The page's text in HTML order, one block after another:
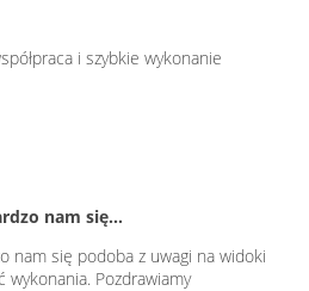
i szybkie wykonanie
nam się…
nam się podoba z uwagi na widoki
wykonania. Pozdrawiamy